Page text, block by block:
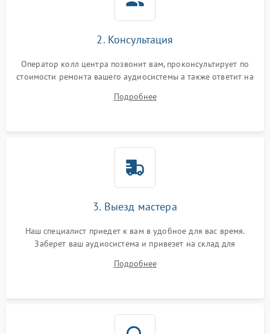
2. Консультация
Оператор колл центра позвонит вам, проконсультирует по
стоимости ремонта вашего аудиосистемы а также ответит на
Подробнее
3. Выезд мастера
Наш специалист приедет к вам в удобное для вас время.
Заберет ваш аудиосистема и привезет на склад для
Подробнее